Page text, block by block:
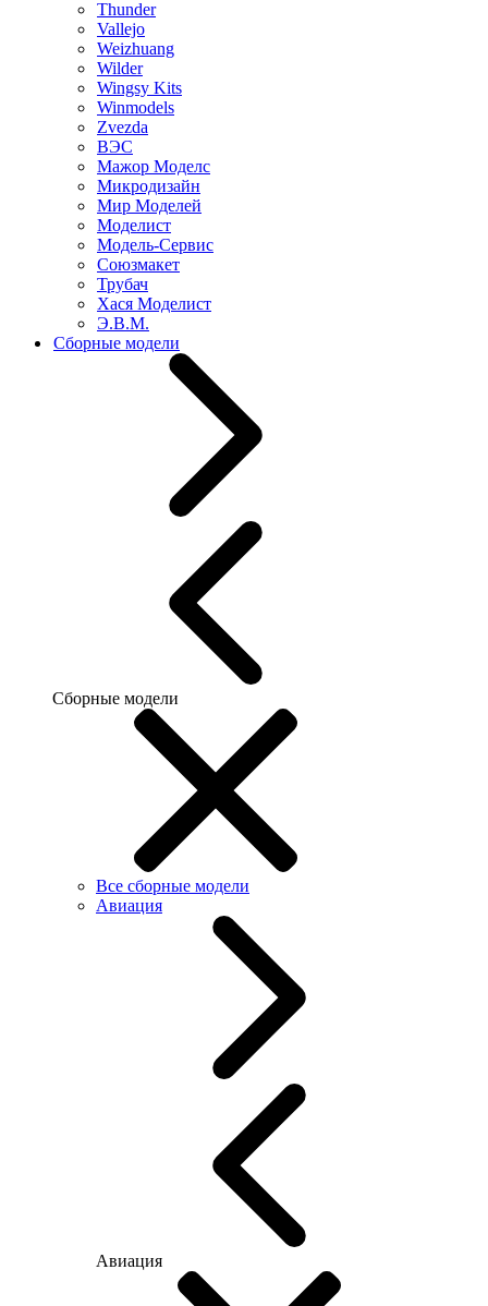
Thunder
Vallejo
Weizhuang
Wilder
Wingsy Kits
Winmodels
Zvezda
ВЭС
Мажор Моделс
Микродизайн
Мир Моделей
Моделист
Модель-Сервис
Союзмакет
Трубач
Хася Моделист
Э.В.М.
Сборные модели
Сборные модели
Все сборные модели
Авиация
Авиация